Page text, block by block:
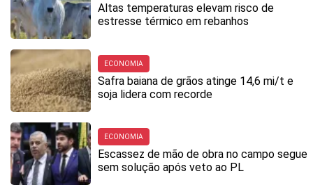
Altas temperaturas elevam risco de
estresse térmico em rebanhos
ECONOMIA
Safra baiana de grãos atinge 14,6 mi/t e
soja lidera com recorde
ECONOMIA
Escassez de mão de obra no campo segue
sem solução após veto ao PL